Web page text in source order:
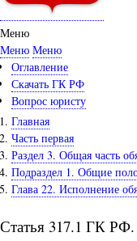
Меню
Меню Меню
Оглавление
Скачать ГК РФ
Вопрос юристу
Главная
Часть первая
Раздел 3. Общая часть
Подраздел 1. Общие
Глава 22. Исполнение
Статья 317.1 ГК